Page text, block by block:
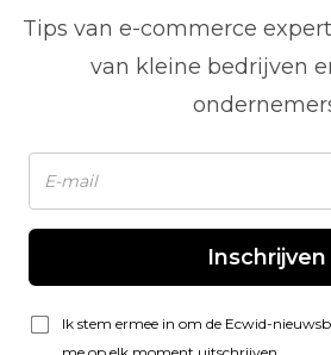
Tips van e-commerce
van kleine bedrijven
Inschrijven
Ik stem ermee in om de Ecwid-